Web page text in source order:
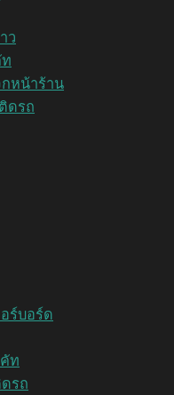
ว
หน้าร้าน
ดรถ
ร์บอร์ด
ท
รถ